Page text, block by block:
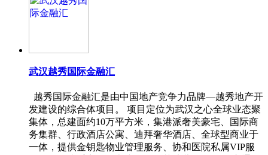
武汉越秀国际金融汇
越秀国际金融汇是由中国地产竞争力品牌—越秀地产开
发建设的综合体项目。 项目定位为武汉之心全球业态聚
集体，总建面约10万平方米，集港派奢美豪宅、国际商
务集群、行政酒店公寓、迪拜奢华酒店、全球型商业于
一体，提供金钥匙物业管理服务、协和医院私属VIP服